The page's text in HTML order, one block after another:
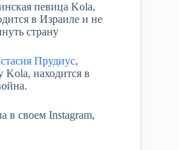
певица Kola,
в Израиле и не
страну
Прудиус,
Kola, находится в
в своем Instagram,